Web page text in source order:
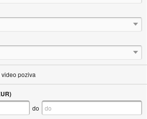
poziva
do